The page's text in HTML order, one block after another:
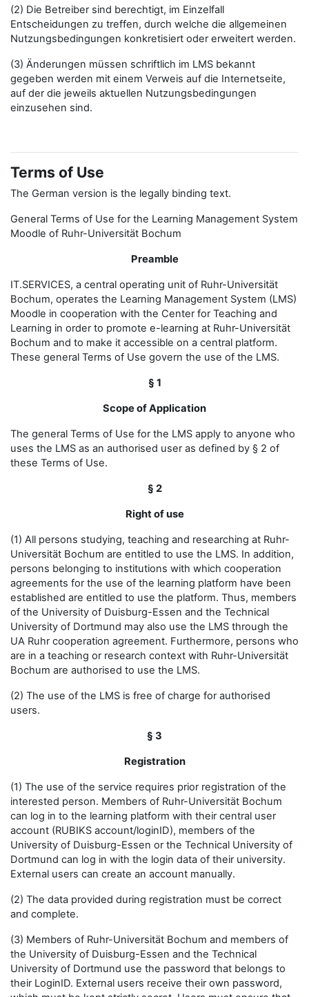
(2) Die Betreiber sind berechtigt, im Einzelfall
Entscheidungen zu treffen, durch welche die allgemeinen
Nutzungsbedingungen konkretisiert oder erweitert werden.
(3) Änderungen müssen schriftlich im LMS bekannt
gegeben werden mit einem Verweis auf die Internetseite,
auf der die jeweils aktuellen Nutzungsbedingungen
einzusehen sind.
Terms of Use
The German version is the legally binding text.
General Terms of Use for the Learning Management System
Moodle of Ruhr-Universität Bochum
Preamble
IT.SERVICES, a central operating unit of Ruhr-Universität
Bochum, operates the Learning Management System (LMS)
Moodle in cooperation with the Center for Teaching and
Learning in order to promote e-learning at Ruhr-Universität
Bochum and to make it accessible on a central platform.
These general Terms of Use govern the use of the LMS.
§ 1
Scope of Application
The general Terms of Use for the LMS apply to anyone who
uses the LMS as an authorised user as defined by § 2 of
these Terms of Use.
§ 2
Right of use
(1) All persons studying, teaching and researching at Ruhr-
Universität Bochum are entitled to use the LMS. In addition,
persons belonging to institutions with which cooperation
agreements for the use of the learning platform have been
established are entitled to use the platform. Thus, members
of the University of Duisburg-Essen and the Technical
University of Dortmund may also use the LMS through the
UA Ruhr cooperation agreement. Furthermore, persons who
are in a teaching or research context with Ruhr-Universität
Bochum are authorised to use the LMS.
(2) The use of the LMS is free of charge for authorised
users.
§ 3
Registration
(1) The use of the service requires prior registration of the
interested person. Members of Ruhr-Universität Bochum
can log in to the learning platform with their central user
account (RUBIKS account/loginID), members of the
University of Duisburg-Essen or the Technical University of
Dortmund can log in with the login data of their university.
External users can create an account manually.
(2) The data provided during registration must be correct
and complete.
(3) Members of Ruhr-Universität Bochum and members of
the University of Duisburg-Essen and the Technical
University of Dortmund use the password that belongs to
their LoginID. External users receive their own password,